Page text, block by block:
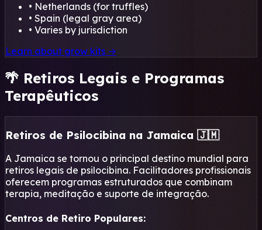
• Netherlands (for truffles)
• Spain (legal gray area)
• Varies by jurisdiction
Learn about grow kits →
🌴 Retiros Legais e Programas
Terapêuticos
Retiros de Psilocibina na Jamaica 🇯🇲
A Jamaica se tornou o principal destino mundial para
retiros legais de psilocibina. Facilitadores profissionais
oferecem programas estruturados que combinam
terapia, meditação e suporte de integração.
Centros de Retiro Populares: